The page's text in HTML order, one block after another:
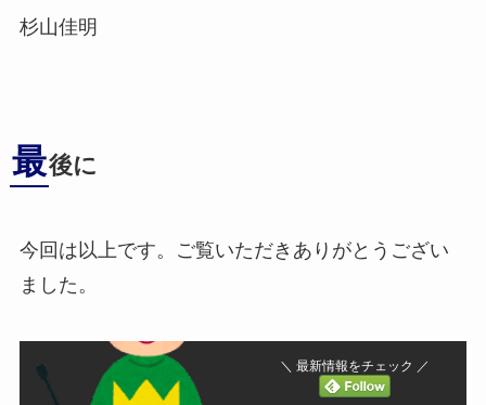
杉山佳明
最後に
今回は以上です。ご覧いただきありがとうござい
ました。
＼ 最新情報をチェック ／